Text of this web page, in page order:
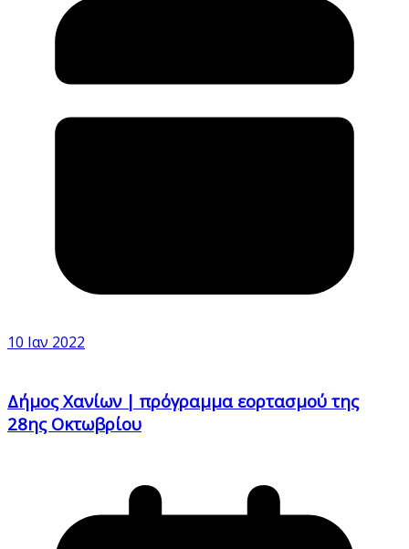
10 Ιαν 2022
Δήμος Χανίων | πρόγραμμα εορτασμού της
28ης Οκτωβρίου